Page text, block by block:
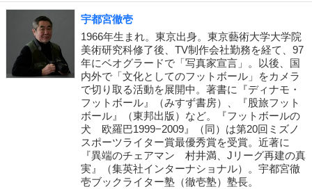
宇都宮徹壱
1966年生まれ。東京出身。東京藝術大学大学院
美術研究科修了後、TV制作会社勤務を経て、97
年にベオグラードで「写真家宣言」。以後、国
内外で「文化としてのフットボール」をカメラ
で切り取る活動を展開中。著書に『ディナモ・
フットボール』（みすず書房）、『股旅フット
ボール』（東邦出版）など。『フットボールの
犬 欧羅巴1999−2009』（同）は第20回ミズノ
スポーツライター賞最優秀賞を受賞。近著に
『異端のチェアマン 村井満、Jリーグ再建の真
実』（集英社インターナショナル）。宇都宮徹
壱ブックライター塾（徹壱塾）塾長。